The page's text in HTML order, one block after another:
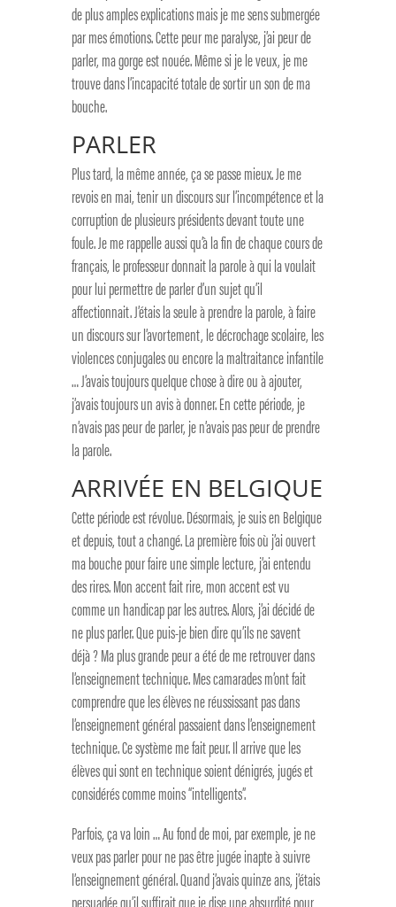
de plus amples explications mais je me sens submergée
par mes émotions. Cette peur me paralyse, j’ai peur de
parler, ma gorge est nouée. Même si je le veux, je me
trouve dans l’incapacité totale de sortir un son de ma
bouche.
PARLER
Plus tard, la même année, ça se passe mieux. Je me
revois en mai, tenir un discours sur l’incompétence et la
corruption de plusieurs présidents devant toute une
foule. Je me rappelle aussi qu’à la fin de chaque cours de
français, le professeur donnait la parole à qui la voulait
pour lui permettre de parler d’un sujet qu’il
affectionnait. J’étais la seule à prendre la parole, à faire
un discours sur l’avortement, le décrochage scolaire, les
violences conjugales ou encore la maltraitance infantile
… J’avais toujours quelque chose à dire ou à ajouter,
j’avais toujours un avis à donner. En cette période, je
n’avais pas peur de parler, je n’avais pas peur de prendre
la parole.
ARRIVÉE EN BELGIQUE
Cette période est révolue. Désormais, je suis en Belgique
et depuis, tout a changé. La première fois où j’ai ouvert
ma bouche pour faire une simple lecture, j’ai entendu
des rires. Mon accent fait rire, mon accent est vu
comme un handicap par les autres. Alors, j’ai décidé de
ne plus parler. Que puis-je bien dire qu’ils ne savent
déjà ? Ma plus grande peur a été de me retrouver dans
l’enseignement technique. Mes camarades m’ont fait
comprendre que les élèves ne réussissant pas dans
l’enseignement général passaient dans l’enseignement
technique. Ce système me fait peur. Il arrive que les
élèves qui sont en technique soient dénigrés, jugés et
considérés comme moins “intelligents”.
Parfois, ça va loin … Au fond de moi, par exemple, je ne
veux pas parler pour ne pas être jugée inapte à suivre
l’enseignement général. Quand j’avais quinze ans, j’étais
persuadée qu’il suffirait que je dise une absurdité pour